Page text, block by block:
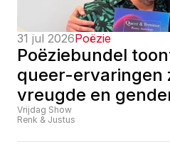
31 jul 2026Poëzie
Poëziebundel
queer-ervaringen
vreugde en
Vrijdag Show
Renk & Justus